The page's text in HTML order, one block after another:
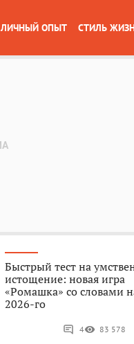
ЛИЧНЫЙ ОПЫТ СТИЛЬ
Быстрый тест на
истощение: новая игра
«Ромашка» со словами
2026-го
4 83 578